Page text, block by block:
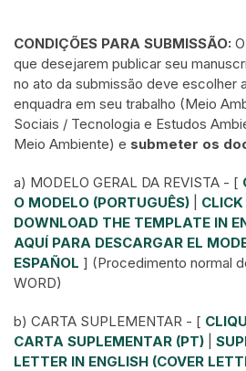
CONDIÇÕES PARA SUBMISSÃO:
que desejarem publicar seu
no ato da submissão deve escolher
enquadra em seu trabalho (Meio
Sociais / Tecnologia e Estudos
Meio Ambiente) e submeter os
a) MODELO GERAL DA REVISTA - [
O MODELO (PORTUGUÊS)
DOWNLOAD THE TEMPLATE IN
AQUÍ PARA DESCARGAR EL
ESPAÑOL ] (Procedimento normal
WORD)
b) CARTA SUPLEMENTAR - [
CARTA SUPLEMENTAR (PT)
LETTER IN ENGLISH (COVER